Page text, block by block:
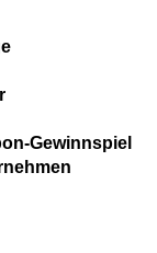
Gewinnspiel